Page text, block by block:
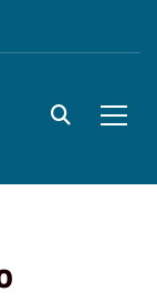
site.searc